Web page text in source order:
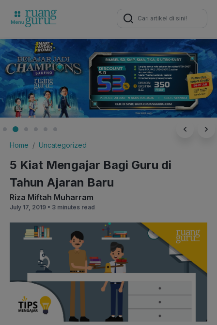
Search
for:
Home Uncategorized
5 Kiat Mengajar Bagi Guru di
Tahun Ajaran Baru
Riza Miftah Muharram
July 17, 2019 • 3 minutes read